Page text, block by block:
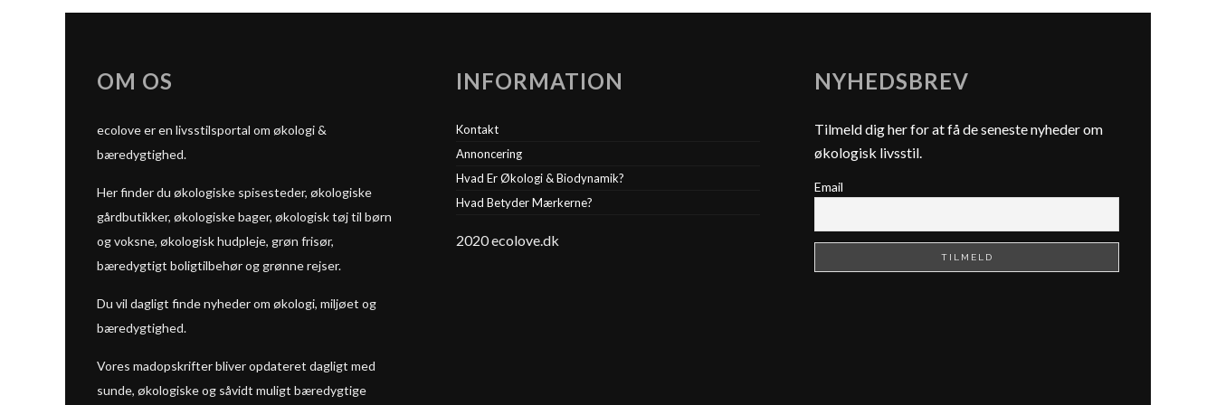
OM OS
ecolove er en livsstilsportal om økologi &
bæredygtighed.
Her finder du økologiske spisesteder, økologiske
gårdbutikker, økologiske bager, økologisk tøj til børn
og voksne, økologisk hudpleje, grøn frisør,
bæredygtigt boligtilbehør og grønne rejser.
Du vil dagligt finde nyheder om økologi, miljøet og
bæredygtighed.
Vores madopskrifter bliver opdateret dagligt med
sunde, økologiske og såvidt muligt bæredygtige
INFORMATION
Kontakt
Annoncering
Hvad Er Økologi & Biodynamik?
Hvad Betyder Mærkerne?
2020 ecolove.dk
NYHEDSBREV
Tilmeld dig her for at få de seneste nyheder om
økologisk livsstil.
Email